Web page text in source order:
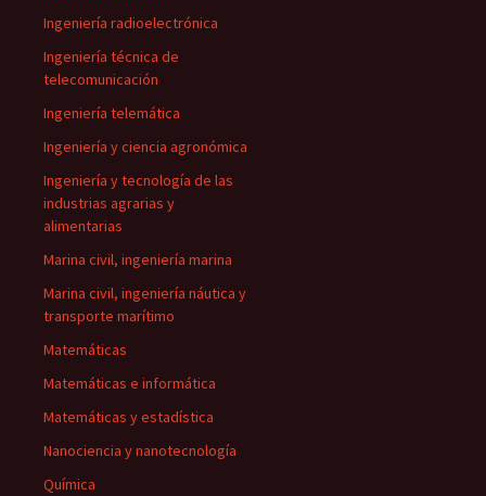
Ingeniería radioelectrónica
Ingeniería técnica de
telecomunicación
Ingeniería telemática
Ingeniería y ciencia agronómica
Ingeniería y tecnología de las
industrias agrarias y
alimentarias
Marina civil, ingeniería marina
Marina civil, ingeniería náutica y
transporte marítimo
Matemáticas
Matemáticas e informática
Matemáticas y estadística
Nanociencia y nanotecnología
Química